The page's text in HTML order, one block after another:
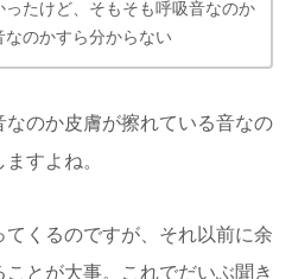
ったけど、そもそも呼吸音なのか
なのかすら分からない
のか皮膚が擦れている音なの
すよね。
くるのですが、それ以前に余
とが大事。これでだいぶ聞き